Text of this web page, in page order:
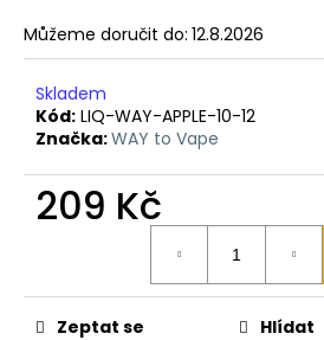
Můžeme doručit do: 12.8.2026
Skladem
Kód: LIQ-WAY-APPLE-10-12
Značka:WAY to Vape
209 Kč
Zeptat se Hlídat
o
p
o
u
č
u
e